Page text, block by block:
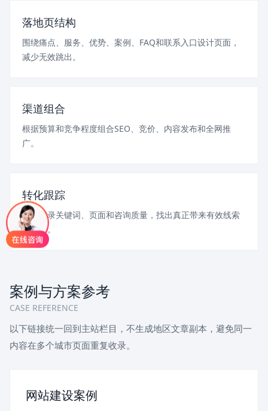
落地页结构
围绕痛点、服务、优势、案例、FAQ和联系入口设计页面，
减少无效跳出。
渠道组合
根据预算和竞争程度组合SEO、竞价、内容发布和全网推
广。
转化跟踪
持续记录关键词、页面和咨询质量，找出真正带来有效线索
的入口。
案例与方案参考
CASE REFERENCE
以下链接统一回到主站栏目，不生成地区文章副本，避免同一
内容在多个城市页面重复收录。
网站建设案例